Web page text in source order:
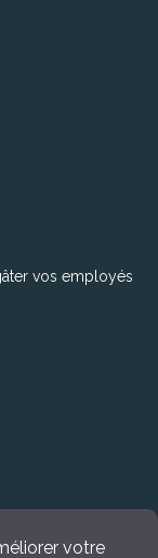
vos employés